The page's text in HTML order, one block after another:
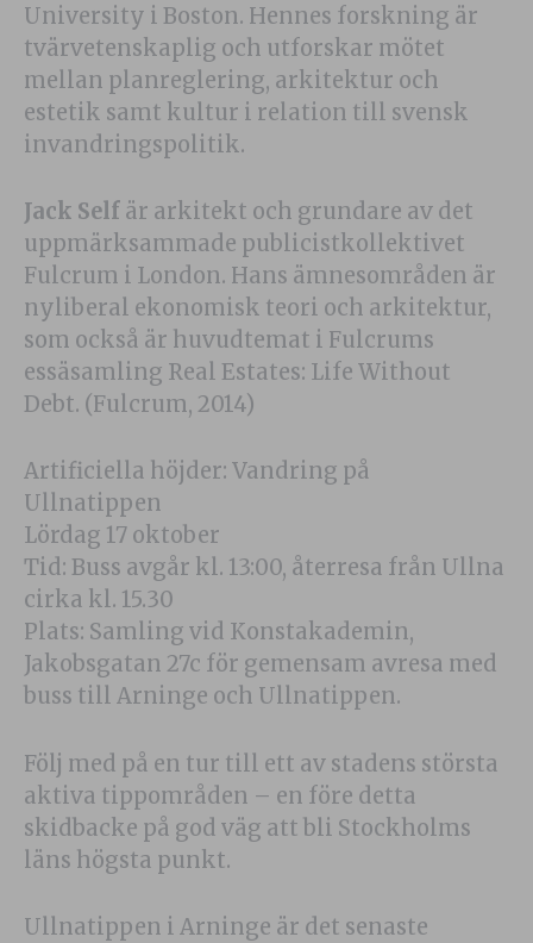
University i Boston. Hennes forskning är
tvärvetenskaplig och utforskar mötet
mellan planreglering, arkitektur och
estetik samt kultur i relation till svensk
invandringspolitik.
Jack Self är arkitekt och grundare av det
uppmärksammade publicistkollektivet
Fulcrum i London. Hans ämnesområden är
nyliberal ekonomisk teori och arkitektur,
som också är huvudtemat i Fulcrums
essäsamling Real Estates: Life Without
Debt. (Fulcrum, 2014)
Artificiella höjder: Vandring på
Ullnatippen
Lördag 17 oktober
Tid: Buss avgår kl. 13:00, återresa från Ullna
cirka kl. 15.30
Plats: Samling vid Konstakademin,
Jakobsgatan 27c för gemensam avresa med
buss till Arninge och Ullnatippen.
Följ med på en tur till ett av stadens största
aktiva tippområden – en före detta
skidbacke på god väg att bli Stockholms
läns högsta punkt.
Ullnatippen i Arninge är det senaste